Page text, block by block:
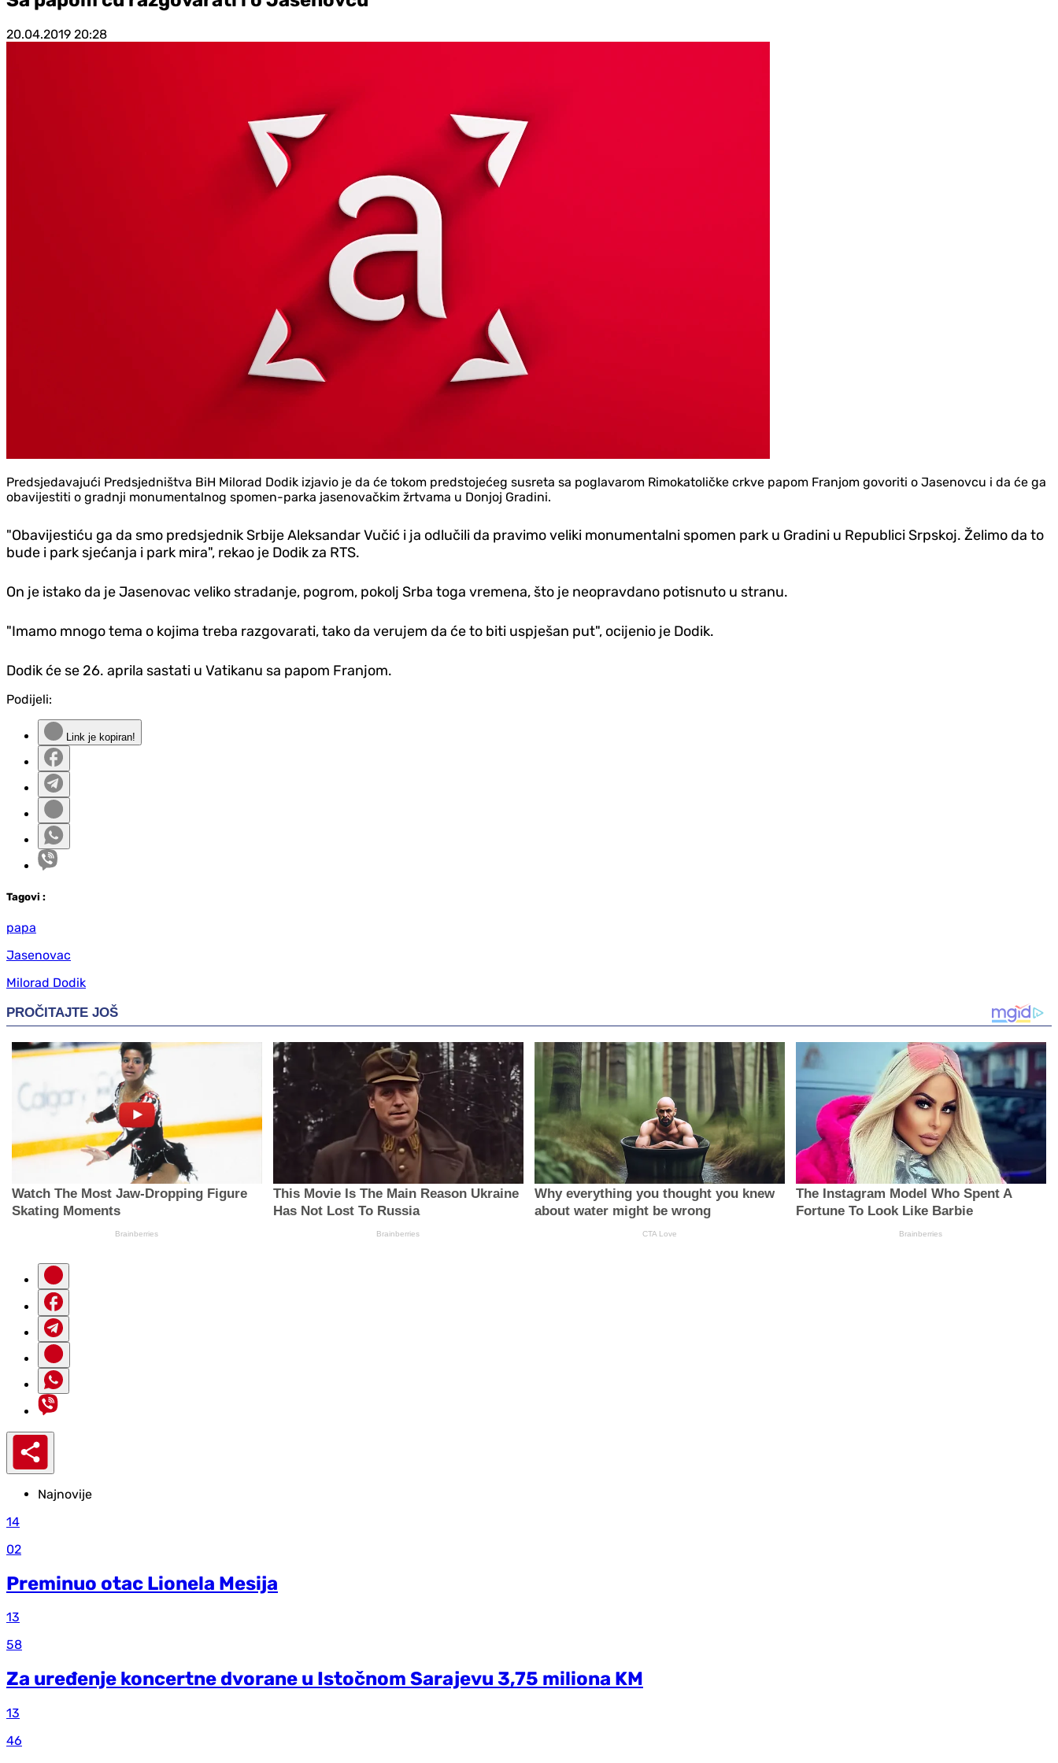
20.04.2019 20:28
Predsjedavajući Predsjedništva BiH Milorad Dodik izjavio je da će tokom predstojećeg susreta sa poglavarom Rimokatoličke crkve papom Franjom govoriti o Jasenovcu i da će ga
obavijestiti o gradnji monumentalnog spomen-parka jasenovačkim žrtvama u Donjoj Gradini.
"Obavijestiću ga da smo predsjednik Srbije Aleksandar Vučić i ja odlučili da pravimo veliki monumentalni spomen park u Gradini u Republici Srpskoj. Želimo da to
bude i park sjećanja i park mira", rekao je Dodik za RTS.
On je istako da je Jasenovac veliko stradanje, pogrom, pokolj Srba toga vremena, što je neopravdano potisnuto u stranu.
"Imamo mnogo tema o kojima treba razgovarati, tako da verujem da će to biti uspješan put", ocijenio je Dodik.
Dodik će se 26. aprila sastati u Vatikanu sa papom Franjom.
Podijeli:
Link je kopiran!
Tagovi :
papa
Jasenovac
Milorad Dodik
Najnovije
14
02
Preminuo otac Lionela Mesija
13
58
Za uređenje koncertne dvorane u Istočnom Sarajevu 3,75 miliona KM
13
46